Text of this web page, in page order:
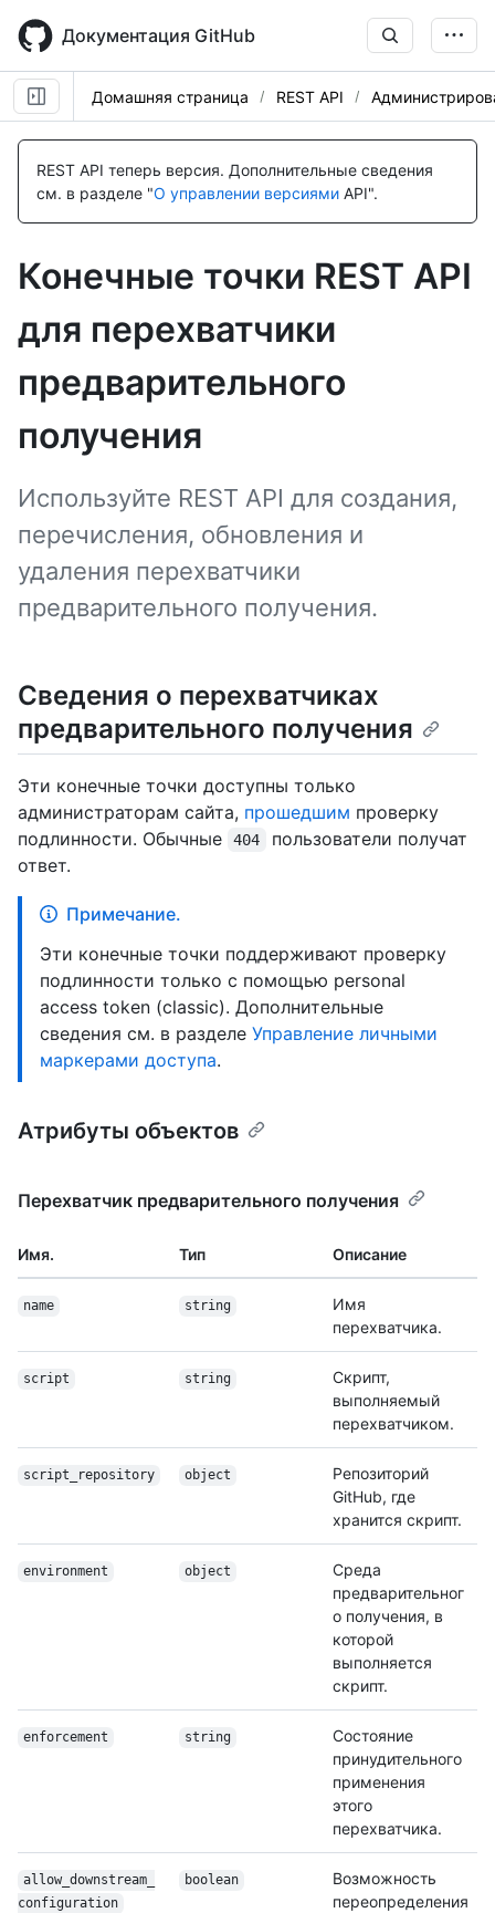
main
content
Документация GitHub
Домашняя страница REST API
REST API теперь версия. Дополнительные сведения
см. в разделе "О управлении версиями API".
Конечные точки REST API
для перехватчики
предварительного
получения
Используйте REST API для создания,
перечисления, обновления и
удаления перехватчики
предварительного получения.
Сведения о перехватчиках
предварительного получения
Эти конечные точки доступны только
администраторам сайта, прошедшим проверку
подлинности. Обычные
404
пользователи получат
ответ.
Примечание.
Эти конечные точки поддерживают проверку
подлинности только с помощью personal
access token (classic). Дополнительные
сведения см. в разделе Управление личными
маркерами доступа.
Атрибуты объектов
Перехватчик предварительного получения
Имя. Тип Описание
name string
Имя
перехватчика.
script string
Скрипт,
выполняемый
перехватчиком.
script_repository object
Репозиторий
GitHub, где
хранится скрипт.
environment object
Среда
предварительног
о получения, в
которой
выполняется
скрипт.
enforcement string
Состояние
принудительного
применения
этого
перехватчика.
allow_downstream_
configuration
boolean
Возможность
переопределения
Имя., Тип,
Description
Имя., Тип,
Description
Имя., Тип,
Description
Имя., Тип,
Description
Имя., Тип,
Description
Имя., Тип,
Description
Имя., Тип,
Description
Имя., Тип,
Description
Имя., Тип,
Description
Имя., Тип,
Description
Имя., Тип,
Description